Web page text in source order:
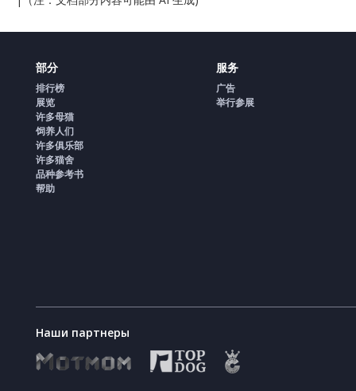
部分
排行榜
展览
许多母猫
饲养人们
许多俱乐部
许多猫舍
品种参考书
帮助
服务
广告
举行参展
Наши партнеры